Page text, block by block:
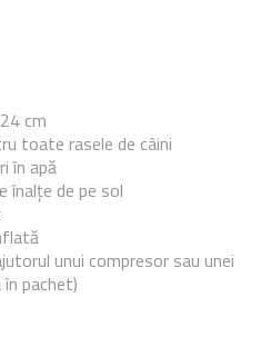
cm
toate rasele de câini
în apă
înalțe de pe sol
unui compresor sau unei
pachet)